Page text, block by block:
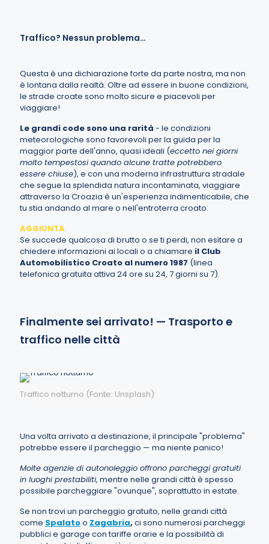
Traffico? Nessun problema…
Questa è una dichiarazione forte da parte nostra, ma non
è lontana dalla realtà. Oltre ad essere in buone condizioni,
le strade croate sono molto sicure e piacevoli per
viaggiare!
Le grandi code sono una rarità - le condizioni
meteorologiche sono favorevoli per la guida per la
maggior parte dell'anno, quasi ideali (eccetto nei giorni
molto tempestosi quando alcune tratte potrebbero
essere chiuse), e con una moderna infrastruttura stradale
che segue la splendida natura incontaminata, viaggiare
attraverso la Croazia è un'esperienza indimenticabile, che
tu stia andando al mare o nell'entroterra croato.
AGGIUNTA
Se succede qualcosa di brutto o se ti perdi, non esitare a
chiedere informazioni ai locali o a chiamare il Club
Automobilistico Croato al numero 1987 (linea
telefonica gratuita attiva 24 ore su 24, 7 giorni su 7).
Finalmente sei arrivato! — Trasporto e
traffico nelle città
Traffico notturno (Fonte: Unsplash)
Una volta arrivato a destinazione, il principale "problema"
potrebbe essere il parcheggio — ma niente panico!
Molte agenzie di autonoleggio offrono parcheggi gratuiti
in luoghi prestabiliti, mentre nelle grandi città è spesso
possibile parcheggiare "ovunque", soprattutto in estate.
Se non trovi un parcheggio gratuito, nelle grandi città
come Spalatoo Zagabria, ci sono numerosi parcheggi
pubblici e garage con tariffe orarie e la possibilità di